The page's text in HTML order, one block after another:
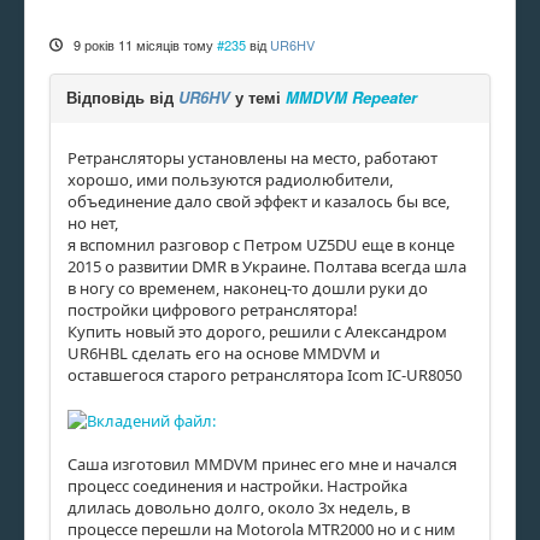
9 років 11 місяців тому #235 відUR6HV
Відповідь від UR6HVу темі MMDVM Repeater
Ретрансляторы установлены на место, работают
хорошо, ими пользуются радиолюбители,
объединение дало свой эффект и казалось бы все,
но нет,
я вспомнил разговор с Петром UZ5DU еще в конце
2015 о развитии DMR в Украине. Полтава всегда шла
в ногу со временем, наконец-то дошли руки до
постройки цифрового ретранслятора!
Купить новый это дорого, решили с Александром
UR6HBL сделать его на основе MMDVM и
оставшегося старого ретранслятора Icom IC-UR8050
Саша изготовил MMDVM принес его мне и начался
процесс соединения и настройки. Настройка
длилась довольно долго, около 3х недель, в
процессе перешли на Motorola MTR2000 но и с ним